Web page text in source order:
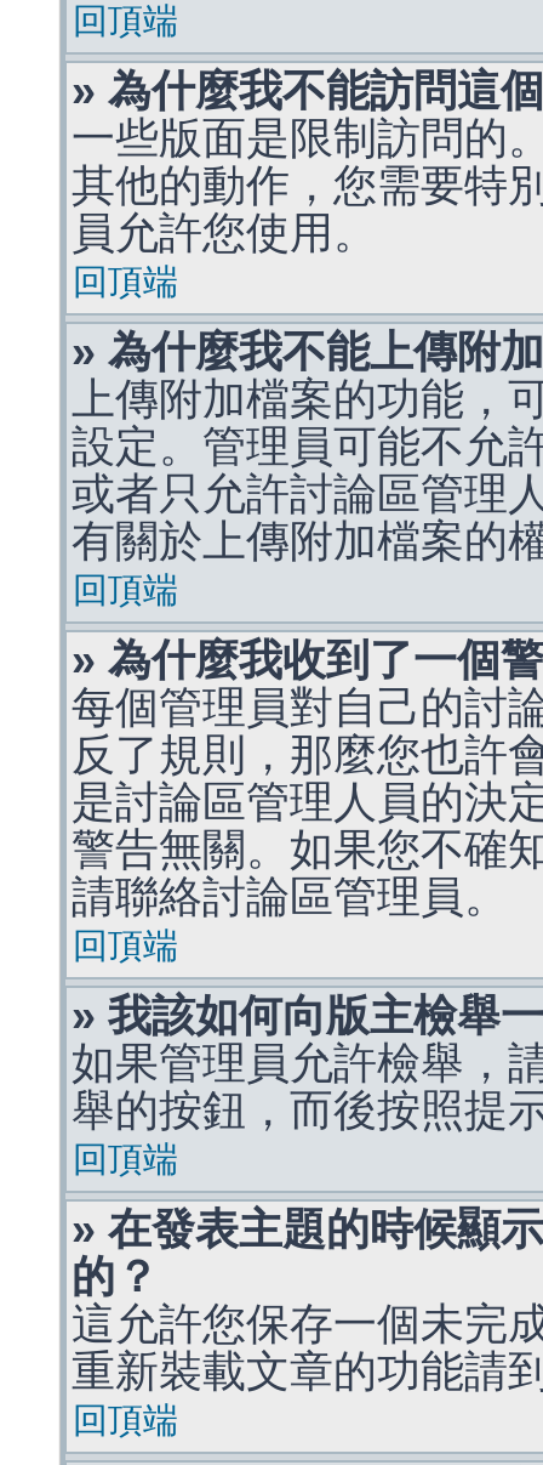
回頂端
» 為什麼我不能訪問這
一些版面是限制訪問的
其他的動作，您需要特
員允許您使用。
回頂端
» 為什麼我不能上傳附
上傳附加檔案的功能，
設定。管理員可能不允
或者只允許討論區管理
有關於上傳附加檔案的
回頂端
» 為什麼我收到了一個
每個管理員對自己的討
反了規則，那麼您也許
是討論區管理人員的決
警告無關。如果您不確
請聯絡討論區管理員。
回頂端
» 我該如何向版主檢舉
如果管理員允許檢舉，
舉的按鈕，而後按照提
回頂端
» 在發表主題的時候顯
的？
這允許您保存一個未完
重新裝載文章的功能請
回頂端